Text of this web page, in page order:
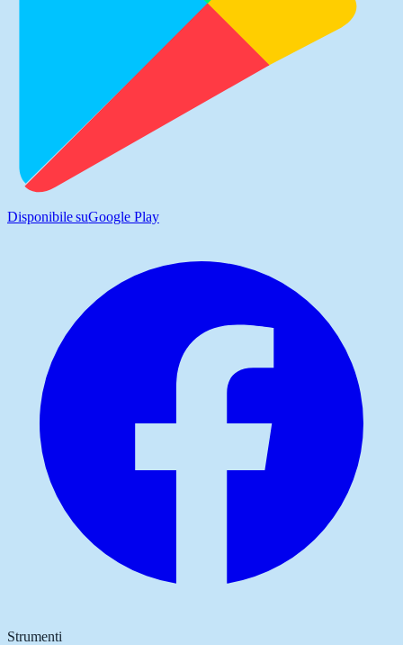
Disponibile suGoogle Play
Strumenti